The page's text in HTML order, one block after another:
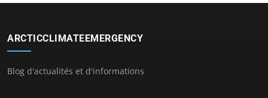
ARCTICCLIMATEEMERGENCY
Blog d'actualités et d'informations